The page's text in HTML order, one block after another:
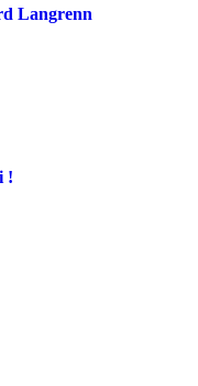
Langrenn
!